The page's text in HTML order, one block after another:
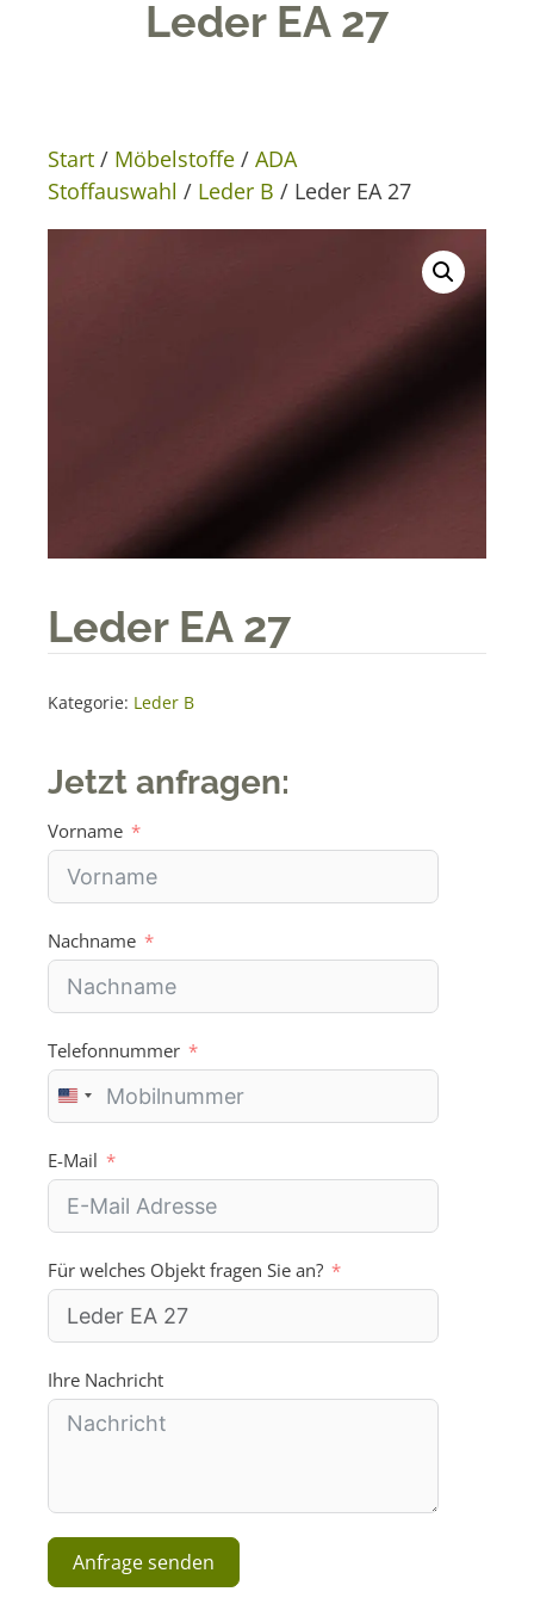
Leder EA 27
Start / Möbelstoffe / ADA
Stoffauswahl / Leder B / Leder EA 27
Leder EA 27
Kategorie: Leder B
Jetzt anfragen:
Vorname
Nachname
Telefonnummer
U
n
i
t
e
d
t
t
s
+
1
E-Mail
Für welches Objekt fragen Sie an?
Ihre Nachricht
Anfrage senden